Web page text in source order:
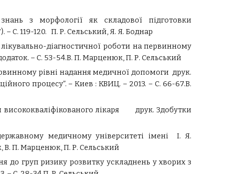
з морфології як складової підготовки
С. 119-120. П. Р. Сельський, Я. Я. Боднар
діагностичної роботи на первинному
– С. 53-54.В. П. Марценюк, П. Р. Сельський
рівні надання медичної допомоги друк.
процесу”. – Киев : КВИЦ. – 2013. – С. 66-67.В.
висококваліфікованого лікаря друк. Здобутки
медичному університеті імені І. Я.
В. П. Марценюк, П. Р. Сельський
до груп ризику розвитку ускладнень у хворих з